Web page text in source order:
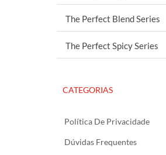
The Perfect Blend Series
The Perfect Spicy Series
CATEGORIAS
Política De Privacidade
Dúvidas Frequentes